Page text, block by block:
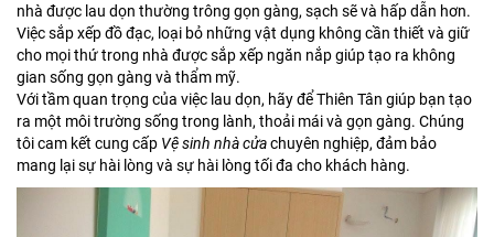
nhà được lau dọn thường trông gọn gàng, sạch sẽ và hấp dẫn hơn.
Việc sắp xếp đồ đạc, loại bỏ những vật dụng không cần thiết và giữ
cho mọi thứ trong nhà được sắp xếp ngăn nắp giúp tạo ra không
gian sống gọn gàng và thẩm mỹ.
Với tầm quan trọng của việc lau dọn, hãy để Thiên Tân giúp bạn tạo
ra một môi trường sống trong lành, thoải mái và gọn gàng. Chúng
tôi cam kết cung cấp Vệ sinh nhà cửachuyên nghiệp, đảm bảo
mang lại sự hài lòng và sự hài lòng tối đa cho khách hàng.